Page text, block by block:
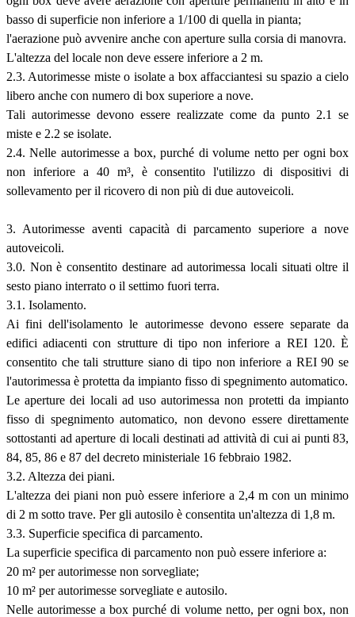
basso di superficie non inferiore a 1/100 di quella in pianta;
l'aerazione può avvenire anche con aperture sulla corsia di manovra.
L'altezza del locale non deve essere inferiore a 2 m.
2.3. Autorimesse miste o isolate a box affacciantesi su spazio a cielo
libero anche con numero di box superiore a nove.
Tali autorimesse devono essere realizzate come da punto 2.1 se
miste e 2.2 se isolate.
2.4. Nelle autorimesse a box, purché di volume netto per ogni box
non inferiore a 40 m³, è consentito l'utilizzo di dispositivi di
sollevamento per il ricovero di non più di due autoveicoli.
3. Autorimesse aventi capacità di parcamento superiore a nove
autoveicoli.
3.0. Non è consentito destinare ad autorimessa locali situati oltre il
sesto piano interrato o il settimo fuori terra.
3.1. Isolamento.
Ai fini dell'isolamento le autorimesse devono essere separate da
edifici adiacenti con strutture di tipo non inferiore a REI 120. È
consentito che tali strutture siano di tipo non inferiore a REI 90 se
l'autorimessa è protetta da impianto fisso di spegnimento automatico.
Le aperture dei locali ad uso autorimessa non protetti da impianto
fisso di spegnimento automatico, non devono essere direttamente
sottostanti ad aperture di locali destinati ad attività di cui ai punti 83,
84, 85, 86 e 87 del decreto ministeriale 16 febbraio 1982.
3.2. Altezza dei piani.
L'altezza dei piani non può essere inferiore a 2,4 m con un minimo
di 2 m sotto trave. Per gli autosilo è consentita un'altezza di 1,8 m.
3.3. Superficie specifica di parcamento.
La superficie specifica di parcamento non può essere inferiore a:
20 m² per autorimesse non sorvegliate;
10 m² per autorimesse sorvegliate e autosilo.
Nelle autorimesse a box purché di volume netto, per ogni box, non